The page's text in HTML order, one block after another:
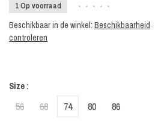
1 Op voorraad • • • • •
Beschikbaar in de winkel: Beschikbaarheid
controleren
Size :
56 68 74 80 86